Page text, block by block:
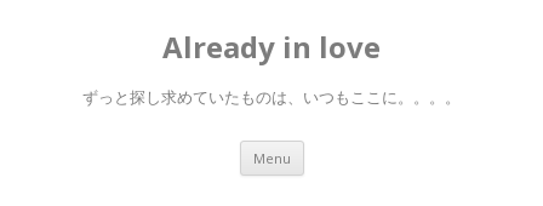
Already in love
ずっと探し求めていたものは、いつもここに。。。。
Menu Skip
content